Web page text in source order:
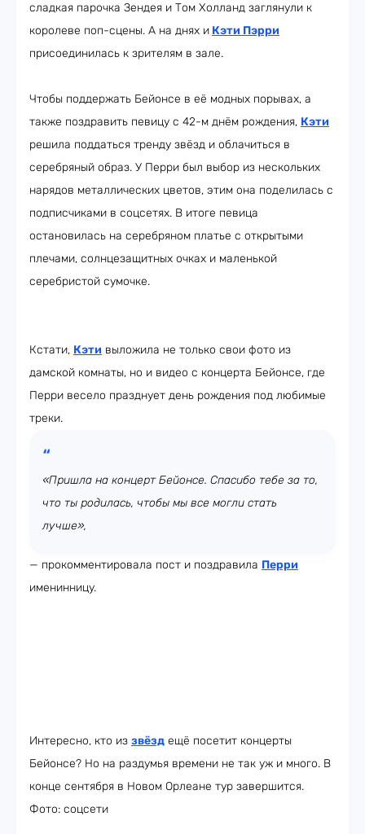
сладкая парочка Зендея и Том Холланд заглянули к
королеве поп-сцены. А на днях и Кэти Пэрри
присоединилась к зрителям в зале.
Чтобы поддержать Бейонсе в её модных порывах, а
также поздравить певицу с 42-м днём рождения, Кэти
решила поддаться тренду звёзд и облачиться в
серебряный образ. У Перри был выбор из нескольких
нарядов металлических цветов, этим она поделилась с
подписчиками в соцсетях. В итоге певица
остановилась на серебряном платье с открытыми
плечами, солнцезащитных очках и маленькой
серебристой сумочке.
Кстати, Кэти выложила не только свои фото из
дамской комнаты, но и видео с концерта Бейонсе, где
Перри весело празднует день рождения под любимые
треки.
«Пришла на концерт Бейонсе. Спасибо тебе за то,
что ты родилась, чтобы мы все могли стать
лучше»,
— прокомментировала пост и поздравила Перри
именинницу.
Интересно, кто из звёзд ещё посетит концерты
Бейонсе? Но на раздумья времени не так уж и много. В
конце сентября в Новом Орлеане тур завершится.
Фото: соцсети